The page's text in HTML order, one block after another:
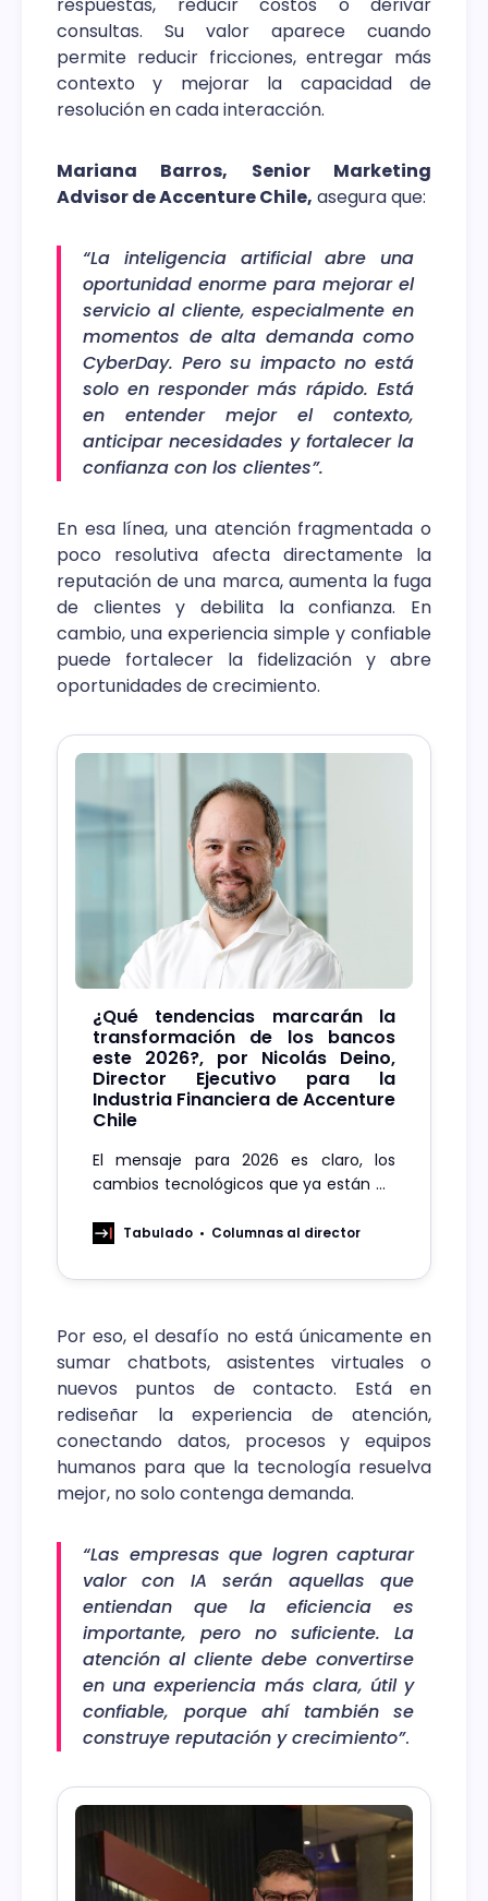
consultas. Su valor aparece cuando
permite reducir fricciones, entregar más
contexto y mejorar la capacidad de
resolución en cada interacción.
Mariana Barros, Senior Marketing
Advisor de Accenture Chile, asegura que:
“La inteligencia artificial abre una
oportunidad enorme para mejorar el
servicio al cliente, especialmente en
momentos de alta demanda como
CyberDay. Pero su impacto no está
solo en responder más rápido. Está
en entender mejor el contexto,
anticipar necesidades y fortalecer la
confianza con los clientes”.
En esa línea, una atención fragmentada o
poco resolutiva afecta directamente la
reputación de una marca, aumenta la fuga
de clientes y debilita la confianza. En
cambio, una experiencia simple y confiable
puede fortalecer la fidelización y abre
oportunidades de crecimiento.
¿Qué tendencias marcarán la
transformación de los bancos
este 2026?, por Nicolás Deino,
Director Ejecutivo para la
Industria Financiera de Accenture
Chile
El mensaje para 2026 es claro, los
cambios tecnológicos que ya están en
formas que recién comenzamos a
como nunca.
Tabulado Columnas al director
Por eso, el desafío no está únicamente en
sumar chatbots, asistentes virtuales o
nuevos puntos de contacto. Está en
rediseñar la experiencia de atención,
conectando datos, procesos y equipos
humanos para que la tecnología resuelva
mejor, no solo contenga demanda.
“Las empresas que logren capturar
valor con IA serán aquellas que
entiendan que la eficiencia es
importante, pero no suficiente. La
atención al cliente debe convertirse
en una experiencia más clara, útil y
confiable, porque ahí también se
construye reputación y crecimiento”.